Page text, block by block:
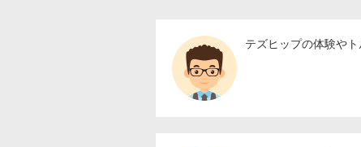
テズヒップの体験や